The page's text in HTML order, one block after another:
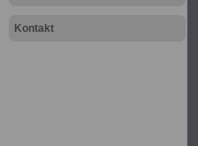
Kontakt